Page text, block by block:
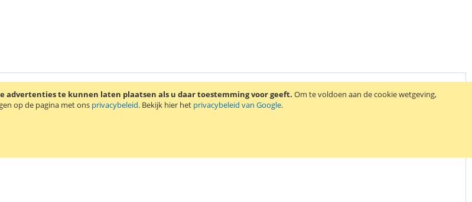
advertenties te kunnen laten plaatsen als u daar toestemming voor geeft. Om te voldoen aan de cookie wetgeving,
op de pagina met ons privacybeleid. Bekijk hier het privacybeleid van Google.